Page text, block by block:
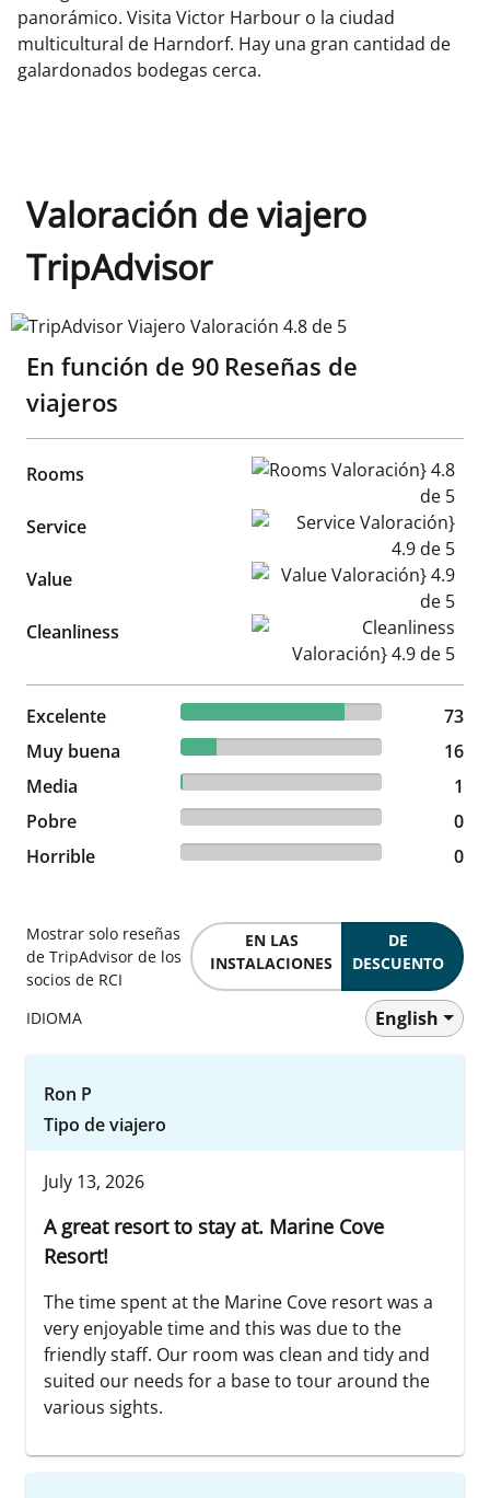
panorámico. Visita Victor Harbour o la ciudad
multicultural de Harndorf. Hay una gran cantidad de
galardonados bodegas cerca.
Valoración de viajero
TripAdvisor
TripAdvisor Viajero Valoración 4.8 de 5
En función de 90 Reseñas de
viajeros
Rooms Rooms Valoración} 4.8 de 5
Service Service Valoración} 4.9 de 5
Value Value Valoración} 4.9 de 5
Cleanliness Cleanliness Valoración} 4.9
Excelente 81.11% reviewed Excelente
73 reviews
73
Muy buena
17.78% reviewed Muy buena
16 reviews
16
Media
1.11% reviewed Media
1 reviews
1
Pobre
0 reviews
0
Horrible
0 reviews 0
Mostrar solo reseñas
de TripAdvisor de los
socios de RCI
EN LAS
INSTALACIONES
DE
DESCUENTO
IDIOMA English
Ron P
Tipo de viajero
July 13, 2026
A great resort to stay at. Marine Cove
Resort!
The time spent at the Marine Cove resort was a
very enjoyable time and this was due to the
friendly staff. Our room was clean and tidy and
suited our needs for a base to tour around the
various sights.